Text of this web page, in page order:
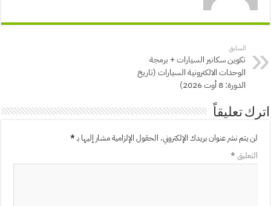
السابق
تكوين سكانير السيارات + برمجة
الوحدات الالكترونية السيارات (تاريخ
الدورة: 8 أوت 2026)
اترك تعليقاً
لن يتم نشر عنوان بريدك الإلكتروني. الحقول الإلزامية مشار إليها بـ*
التعليق*